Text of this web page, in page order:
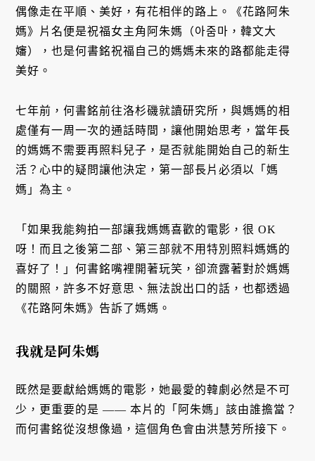
偶像走在平順、美好，有花相伴的路上。《花路阿朱
媽》片名便是祝福女主角阿朱媽（아줌마，韓文大
嬸），也是何書銘祝福自己的媽媽未來的路都能走得
美好。
七年前，何書銘前往洛杉磯就讀研究所，與媽媽的相
處僅有一周一次的通話時間，讓他開始思考，當年長
的媽媽不需要再照料兒子，是否就能開始自己的新生
活？心中的疑問讓他決定，第一部長片必須以「媽
媽」為主。
「如果我能夠拍一部讓我媽媽喜歡的電影，很 OK
呀！而且之後第二部、第三部就不用特別照料媽媽的
喜好了！」何書銘嘴裡開著玩笑，卻流露著對於媽媽
的關照，許多不好意思、無法說出口的話，也都透過
《花路阿朱媽》告訴了媽媽。
我就是阿朱媽
既然是要獻給媽媽的電影，她最愛的韓劇必然是不可
少，更重要的是 —— 本片的「阿朱媽」該由誰擔當？
而何書銘從沒想像過，這個角色會由洪慧芳所接下。